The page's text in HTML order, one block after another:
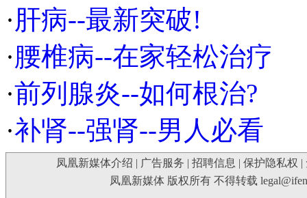
·肝病--最新突破!
·腰椎病--在家轻松治疗
·前列腺炎--如何根治?
·补肾--强肾--男人必看
凤凰新媒体介绍 | 广告服务 | 招聘信息 | 保护隐私权 |
凤凰新媒体 版权所有 不得转载